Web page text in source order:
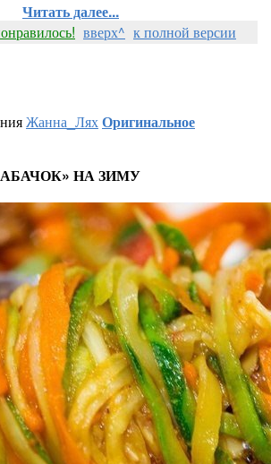
Читать далее...
вверх^ к полной версии
Жанна_ЛяхОригинальное
НА ЗИМУ